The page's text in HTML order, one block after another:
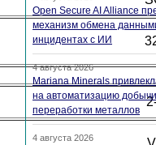
Open Secure AI Alliance
механизм обмена
инцидентах с ИИ
4 августа 2026
Mariana Minerals
на автоматизацию
переработки металлов
4 августа 2026